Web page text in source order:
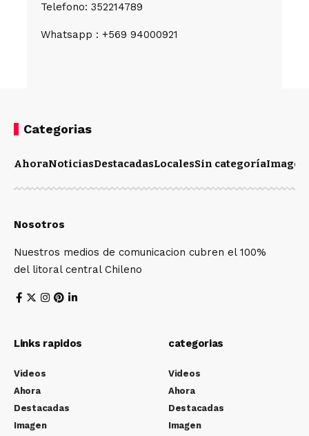
Telefono: 352214789
Whatsapp : +569 94000921
Categorias
AhoraNoticiasDestacadasLocalesSin categoríaImagen
Nosotros
Nuestros medios de comunicacion cubren el 100%
del litoral central Chileno
Links rapidos
Videos
Ahora
Destacadas
Imagen
categorias
Videos
Ahora
Destacadas
Imagen